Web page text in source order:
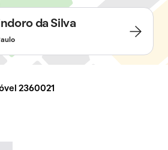
da Silva
2360021